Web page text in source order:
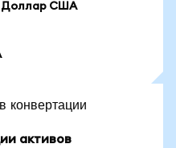
Доллар США
конвертации
активов